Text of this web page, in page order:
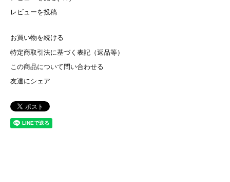
レビューを投稿
お買い物を続ける
特定商取引法に基づく表記（返品等）
この商品について問い合わせる
友達にシェア